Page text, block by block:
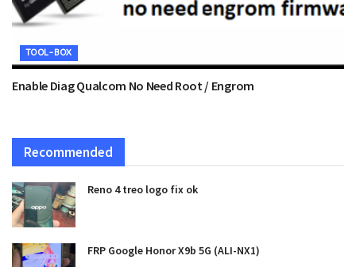
TOOL-BOX
Enable Diag Qualcom No Need Root / Engrom
Recommended
Reno 4 treo logo fix ok
FRP Google Honor X9b 5G (ALI-NX1)